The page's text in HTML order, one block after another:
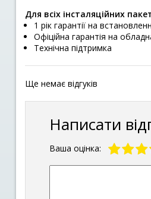
Для всіх інсталяційних
1 рік гарантії на
Офіційна гарантія на
Технічна підтримка
Ще немає відгуків
Написати
Ваша оцінка: